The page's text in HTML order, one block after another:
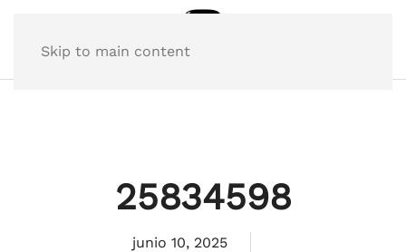
Skip to main content
25834598
junio 10, 2025